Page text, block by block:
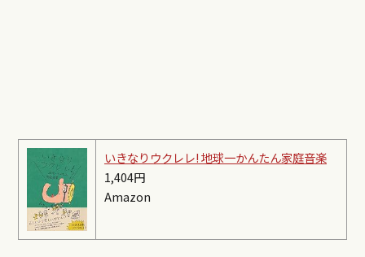
いきなりウクレレ! 地球一かんたん家庭音楽
1,404円
Amazon